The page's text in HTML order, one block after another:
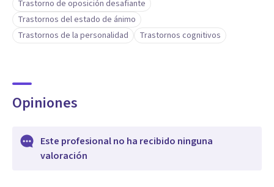
Trastorno de oposición desafiante
Trastornos del estado de ánimo
Trastornos de la personalidad
Trastornos cognitivos
Opiniones
Este profesional no ha recibido ninguna
valoración